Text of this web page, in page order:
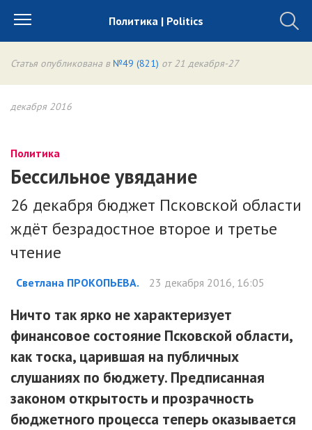
Политика | Politics
Статья опубликована в №49 (821) от 21 декабря-27
декабря 2016
Политика
Бессильное увядание
26 декабря бюджет Псковской области
ждёт безрадостное второе и третье
чтение
Светлана ПРОКОПЬЕВА. 23 декабря 2016, 16:05
Ничто так ярко не характеризует
финансовое состояние Псковской области,
как тоска, царившая на публичных
слушаниях по бюджету. Предписанная
законом открытость и прозрачность
бюджетного процесса теперь оказывается